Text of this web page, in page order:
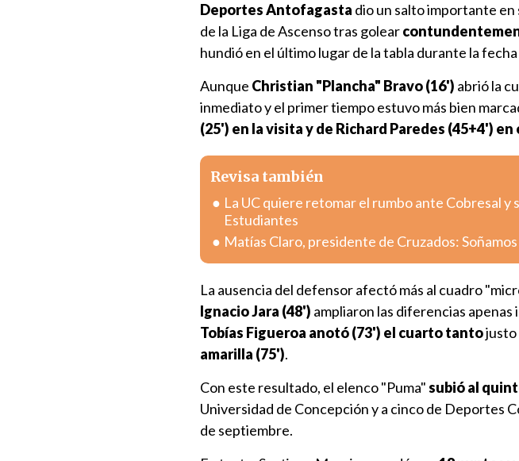
Deportes Antofagasta dio un salto importante en
de la Liga de Ascenso tras golear
hundió en el último lugar de la tabla durante la fecha
Aunque Christian "Plancha" Bravo (16') abrió la
inmediato y el primer tiempo estuvo más bien
(25') en la visita y de Richard Paredes (45+4') en
Revisa también
La UC quiere retomar el rumbo ante Cobresal y
Estudiantes
Matías Claro, presidente de Cruzados:
La ausencia del defensor afectó más al cuadro
Ignacio Jara (48') ampliaron las diferencias
Tobías Figueroa anotó (73') el cuarto tantojusto
amarilla (75').
Con este resultado, el elenco "Puma"subió al
Universidad de Concepción y a cinco de Deportes
de septiembre.